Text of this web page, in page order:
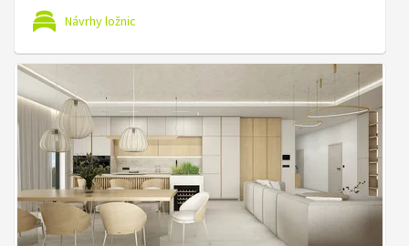
Návrhy ložnic